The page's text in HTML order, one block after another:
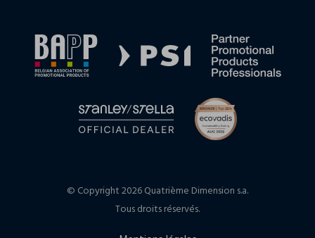
© Copyright 2026 Quatrième Dimension s.a.
Tous droits réservés.